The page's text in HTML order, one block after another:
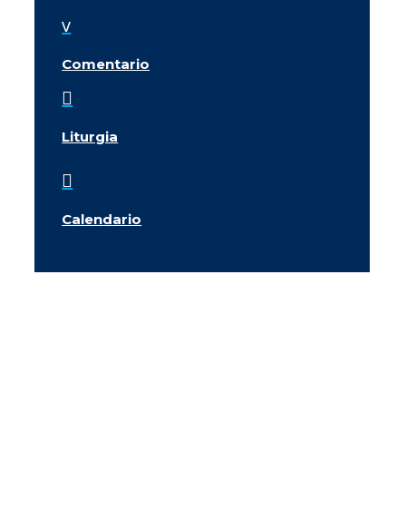
v
Comentario

Liturgia

Calendario